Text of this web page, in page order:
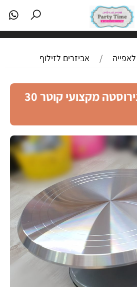
/ אביזרים לזילוף
מגש מסתובב נירוסטה מקצועי קוטר 30